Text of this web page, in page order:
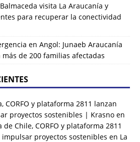
visita La Araucanía y
para recuperar la conectividad
en Angol: Junaeb Araucanía
de 200 familias afectadas
CORFO y plataforma 2811 lanzan
proyectos sostenibles | Krasno en
Chile, CORFO y plataforma 2811
proyectos sostenibles en La